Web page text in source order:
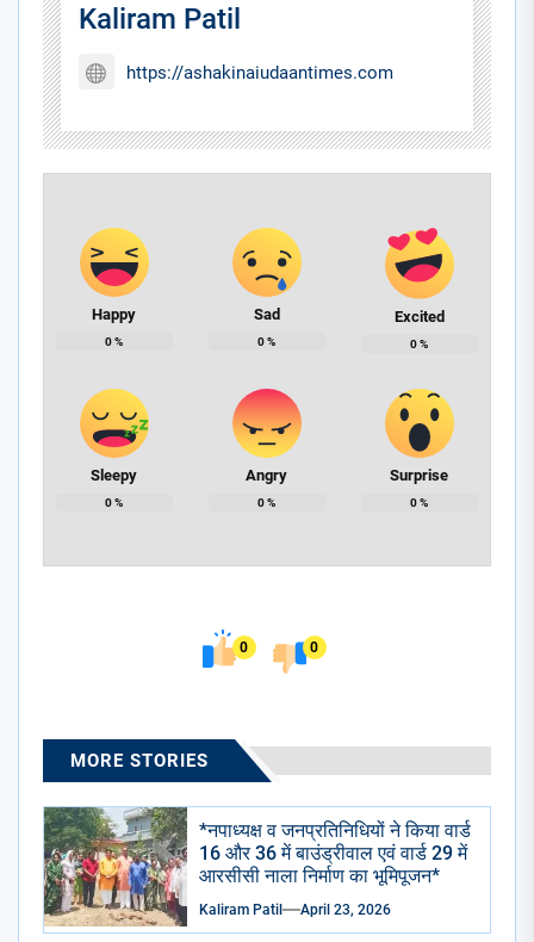
Kaliram Patil
https://ashakinaiudaantimes.com
Happy
0%
Sad
0%
Excited
0%
Sleepy
0%
Angry
0%
Surprise
0%
0 0
MORE STORIES
*नपाध्यक्ष व जनप्रतिनिधियों ने किया वार्ड
16 और 36 में बाउंड्रीवाल एवं वार्ड 29 में
आरसीसी नाला निर्माण का भूमिपूजन*
Kaliram Patil April 23, 2026